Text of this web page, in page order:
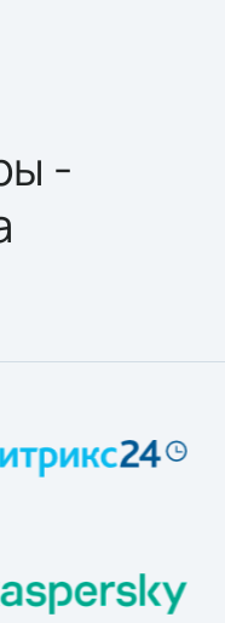
-